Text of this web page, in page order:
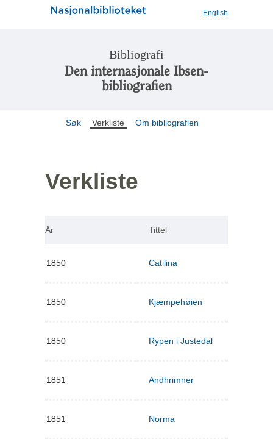
English
Bibliografi
Den internasjonale Ibsen-
bibliografien
Søk Verkliste Om bibliografien
Verkliste
År Tittel
1850 Catilina
1850 Kjæmpehøien
1850 Rypen i Justedal
1851 Andhrimner
1851 Norma